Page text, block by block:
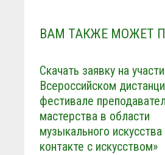
ВАМ ТАКЖЕ МОЖЕТ
Скачать заявку на
Всероссийском
фестивале
мастерства в области
музыкального искусства
контакте с искусством»